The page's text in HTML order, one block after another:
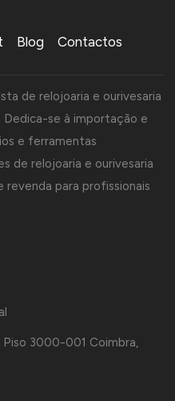
Blog Contactos
de relojoaria e ourivesaria
Dedica-se à importação e
e ferramentas
de relojoaria e ourivesaria
revenda para profissionais
Piso 3000-001 Coimbra,